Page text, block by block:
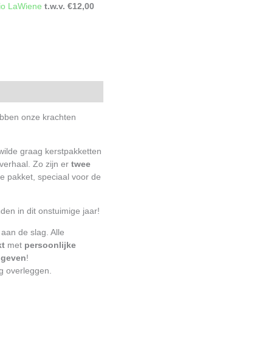
LaWiene t.w.v. €12,00
onze krachten
graag kerstpakketten
Zo zijn ertwee
pakket, speciaal voor de
in dit onstuimige jaar!
aan de slag. Alle
met persoonlijke
geven!
overleggen.